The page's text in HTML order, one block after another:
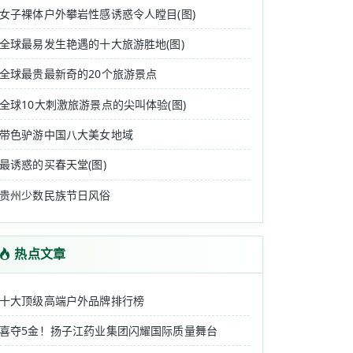
女子裸体户外攀岩性感诱惑令人瞠目(图)
全球最易发生艳遇的十大旅游胜地(图)
全球最贵最新奇的20个旅游景点
全球10大刺激旅游景点的尖叫体验(图)
带色驴游中国八大美女地域
最诱惑的买春天堂(图)
贵州少数民族节日风俗
热点文章
十大顶级高端户外品牌排行榜
喜夺5金！扬子江药业集团闪耀国际质量舞台